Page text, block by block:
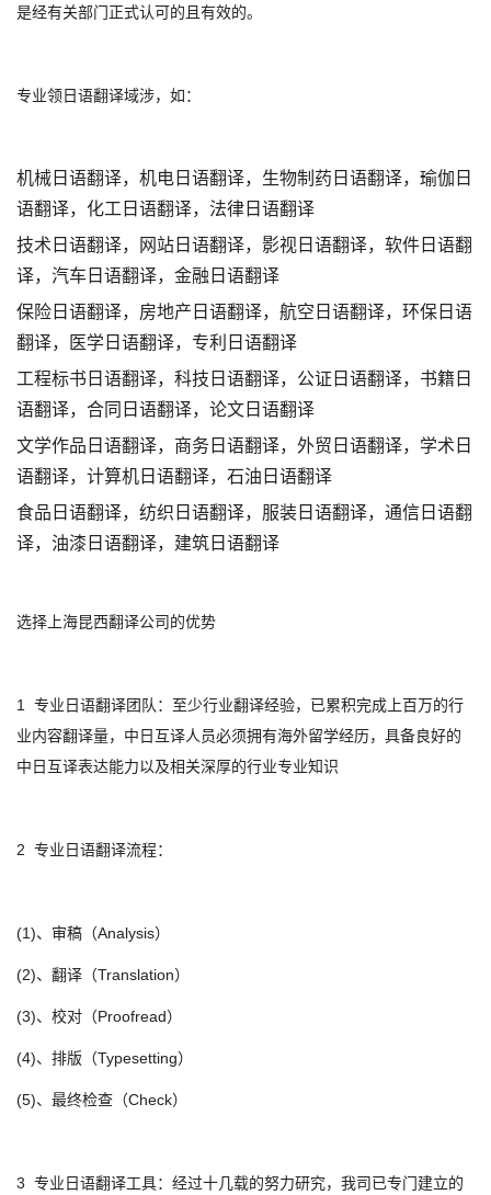
是经有关部门正式认可的且有效的。
专业领日语翻译域涉，如：
机械日语翻译，机电日语翻译，生物制药 日语翻译，瑜伽 日
语翻译，化工 日语翻译，法律 日语翻译
技术日语翻译，网站日语翻译，影视 日语翻译，软件 日语翻
译，汽车 日语翻译，金融 日语翻译
保险日语翻译，房地产日语翻译，航空 日语翻译，环保 日语
翻译，医学 日语翻译，专利 日语翻译
工程标书日语翻译，科技 日语翻译，公证 日语翻译，书籍 日
语翻译，合同 日语翻译，论文 日语翻译
文学作品日语翻译，商务 日语翻译，外贸 日语翻译，学术 日
语翻译，计算机 日语翻译，石油 日语翻译
食品日语翻译，纺织 日语翻译，服装 日语翻译，通信 日语翻
译，油漆 日语翻译，建筑 日语翻译
选择上海昆西翻译公司的优势
1 专业日语翻译团队：至少行业翻译经验，已累积完成上百万的行
业内容翻译量，中日互译人员必须拥有海外留学经历，具备良好的
中日互译表达能力以及相关深厚的行业专业知识
2 专业日语翻译流程：
(1)、审稿（Analysis）
(2)、翻译（Translation）
(3)、校对（Proofread）
(4)、排版（Typesetting）
(5)、最终检查（Check）
3 专业日语翻译工具：经过十几载的努力研究，我司已专门建立的